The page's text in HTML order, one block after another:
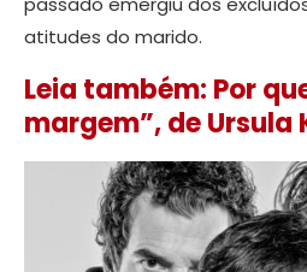
atitudes do marido.
Leia também: Por
margem”, de Ursula